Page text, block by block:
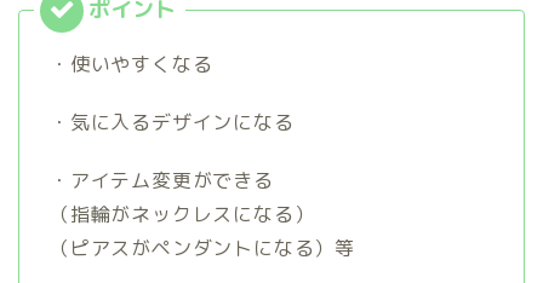
・使いやすくなる
・気に入るデザインになる
・アイテム変更ができる
（指輪がネックレスになる）
（ピアスがペンダントになる）等